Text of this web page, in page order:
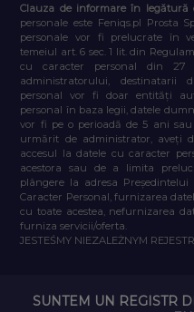
Clauza de informare în legătură
personale este Feniqs.pl Prosta
personale vor fi prelucrate în
temeiul art. 6 sec. 1 lit. din
cu caracter personal din 27
administratorului, destinatarii
personal vor fi doar entități
personal în baza legii, datele
vor fi pe o perioadă de 5 ani
urmărit de administrator, aveți
accesul la datele cu caracter
acestora sau de a limita
plângere la adresa
Caracter Personal, furnizarea
cu toate acestea, nefurnizarea
furniza servicii/oferta.
JESTEŚMY NIEZALEŻNYM
SUNTEM UN REGISTR